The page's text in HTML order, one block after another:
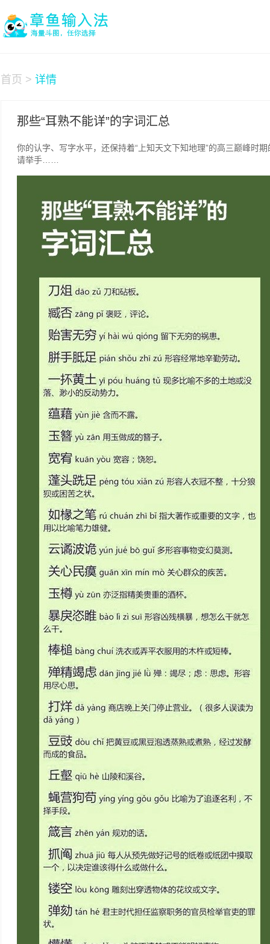
首页 > 详情
那些“耳熟不能详”的字词汇总
你的认字、写字水平，还保持着“上知天文下知地理”的高三巅峰时
请举手……